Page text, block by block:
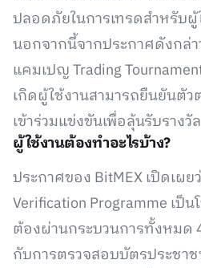
ปลอดภัยในการเทรดสำหรับ
นอกจากนี้จากประกาศดังกล่า
แคมเปญ Trading
เกิดผู้ใช้งานสามารถยืนยันตัว
เข้าร่วมแข่งขันเพื่อลุ้นรับรางวัล
ผู้ใช้งานต้องทำอะไรบ้าง?
ประกาศของ BitMEX เปิดเผย
Verification Programme เป็
ต้องผ่านกระบวนการทั้งหมด
กับการตรวจสอบบัตรประชาช